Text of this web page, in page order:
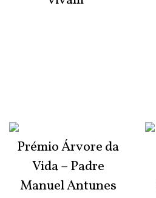
Prémio Árvore da
Vida – Padre
Manuel Antunes